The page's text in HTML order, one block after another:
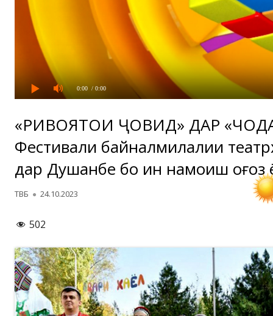
0:00 / 0:00
«РИВОЯТҲОИ ҶОВИД» ДАР
Фестивали байналмилалии
дар Душанбе бо ин намоиш оғоз
Автор
ТВБ Опубликовано
24.10.2023
502